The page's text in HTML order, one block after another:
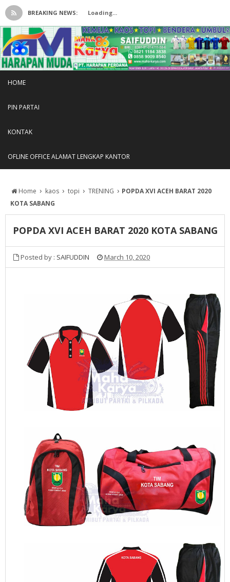
BREAKING NEWS: Loading...
HOME
PIN PARTAI
KONTAK
OFLINE OFFICE ALAMAT LENGKAP KANTOR
Home › kaos › topi › TRENING › POPDA XVI ACEH BARAT 2020
KOTA SABANG
POPDA XVI ACEH BARAT 2020 KOTA SABANG
Posted by : SAIFUDDIN March 10, 2020